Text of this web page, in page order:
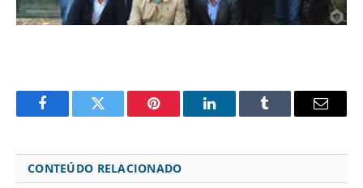
FacebookTwitter Pinterest LinkedInTumblr Email
CONTEÚDO RELACIONADO